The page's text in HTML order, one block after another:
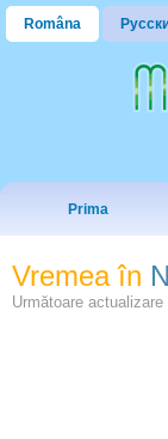
Româna
Prima
Vremea în
Următoare actualizare